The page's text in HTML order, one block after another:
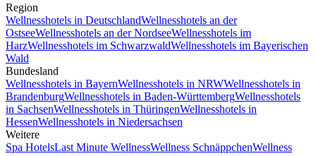
Region
Wellnesshotels in DeutschlandWellnesshotels an der
OstseeWellnesshotels an der NordseeWellnesshotels im
HarzWellnesshotels im SchwarzwaldWellnesshotels im Bayerischen
Wald
Bundesland
Wellnesshotels in BayernWellnesshotels in NRWWellnesshotels in
BrandenburgWellnesshotels in Baden-WürttembergWellnesshotels
in SachsenWellnesshotels in ThüringenWellnesshotels in
HessenWellnesshotels in Niedersachsen
Weitere
Spa HotelsLast Minute WellnessWellness SchnäppchenWellness